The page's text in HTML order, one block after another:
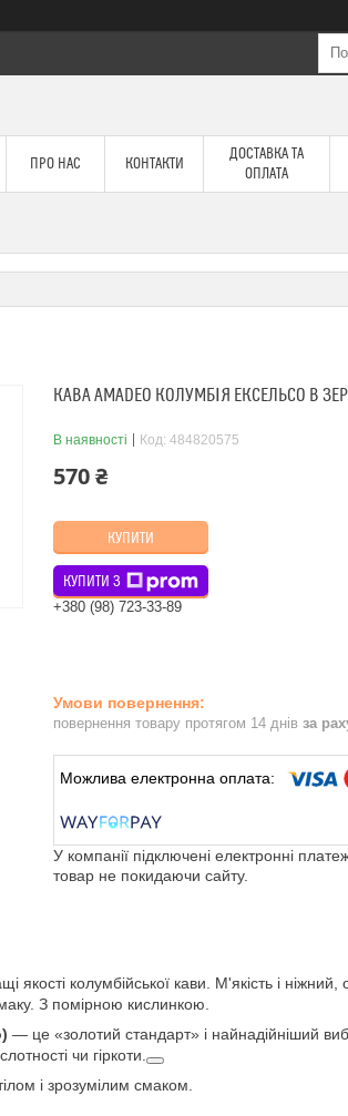
ПРО НАС КОНТАКТИ
ДОСТАВКА ТА
ОПЛАТА
КАВА AMADEO КОЛУМБІЯ ЕКСЕЛЬСО В
В наявності Код: 484820575
570 ₴
КУПИТИ
КУПИТИ З
+380 (98) 723-33-89
повернення товару протягом 14 днів за
У компанії підключені електронні
товар не покидаючи сайту.
якості колумбійської кави. М'якість і
З помірною кислинкою.
— це «золотий стандарт» і найнадійніший
чи гіркоти.
і зрозумілим смаком.